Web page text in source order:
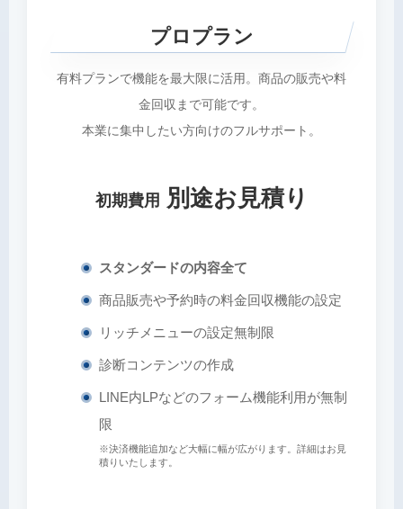
プロプラン
有料プランで機能を最大限に活用。商品の販売や料
金回収まで可能です。
本業に集中したい方向けのフルサポート。
初期費用 別途お見積り
スタンダードの内容全て
商品販売や予約時の料金回収機能の設定
リッチメニューの設定無制限
診断コンテンツの作成
LINE内LPなどのフォーム機能利用が無制
限
※決済機能追加など大幅に幅が広がります。詳細はお見
積りいたします。